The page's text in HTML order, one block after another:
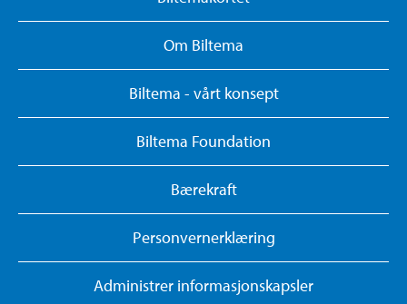
Om Biltema
Biltema - vårt konsept
Biltema Foundation
Bærekraft
Personvernerklæring
Administrer informasjonskapsler